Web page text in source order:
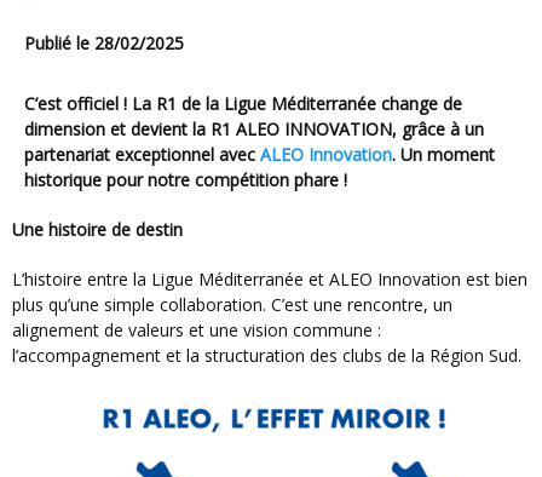
Publié le 28/02/2025
C’est officiel ! La R1 de la Ligue Méditerranée change de
dimension et devient la R1 ALEO INNOVATION, grâce à un
partenariat exceptionnel avec ALEO Innovation. Un moment
historique pour notre compétition phare !
Une histoire de destin
L’histoire entre la Ligue Méditerranée et ALEO Innovation est bien
plus qu’une simple collaboration. C’est une rencontre, un
alignement de valeurs et une vision commune :
l’accompagnement et la structuration des clubs de la Région Sud.